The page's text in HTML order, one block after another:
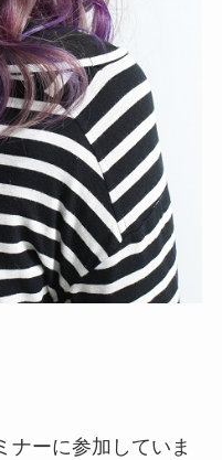
ナーに参加していま